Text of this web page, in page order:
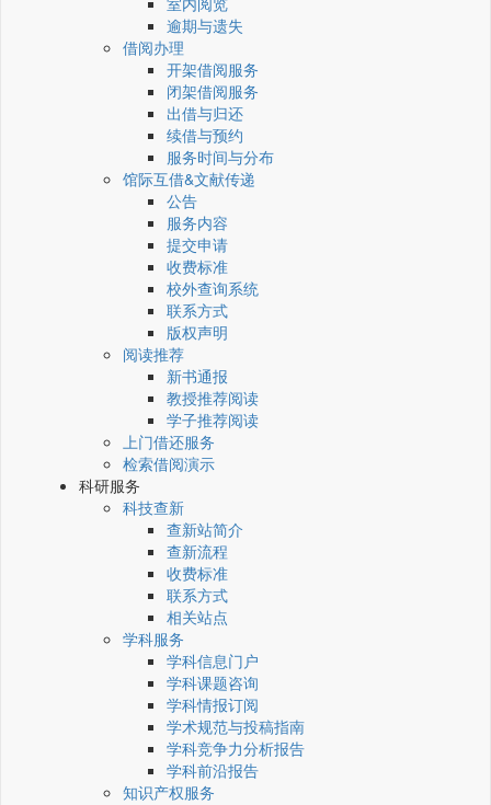
逾期与遗失
借阅办理
开架借阅服务
闭架借阅服务
出借与归还
续借与预约
服务时间与分布
馆际互借&文献传递
公告
服务内容
提交申请
收费标准
校外查询系统
联系方式
版权声明
阅读推荐
新书通报
教授推荐阅读
学子推荐阅读
上门借还服务
检索借阅演示
科研服务
科技查新
查新站简介
查新流程
收费标准
联系方式
相关站点
学科服务
学科信息门户
学科课题咨询
学科情报订阅
学术规范与投稿指南
学科竞争力分析报告
学科前沿报告
知识产权服务